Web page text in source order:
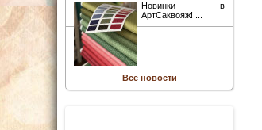
Новинки в
АртСаквояж! ...
Все новости